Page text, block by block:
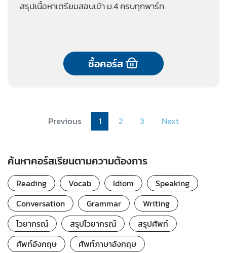
สรุปเนื้อหาเตรียมสอบเข้า ม.4 ครบทุกพาร์ท
ซื้อคอร์ส
Previous 1 2 3 Next
ค้นหาคอร์สเรียนตามความต้องการ
Reading Vocab Idiom
Speaking
Conversation
Grammar
Writing
ไวยากรณ์
สรุปไวยากรณ์
สรุปศัพท์
ศัพท์อังกฤษ
ศัพท์ภาษาอังกฤษ